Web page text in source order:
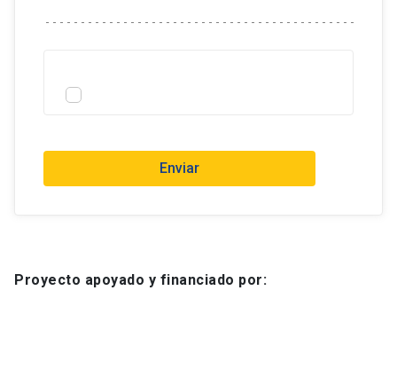
Enviar
Proyecto apoyado y financiado por: